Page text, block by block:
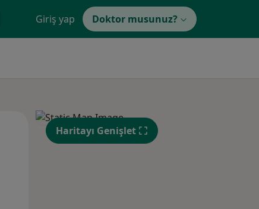
Giriş yap Doktor musunuz?
11 Ağustos
Çar,
12 Ağustos
Per,
13 Ağustos
Haritayı Genişlet